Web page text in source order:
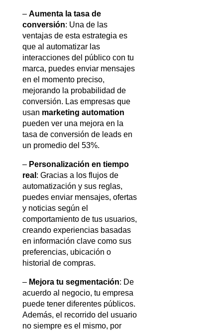
– Aumenta la tasa de
conversión: Una de las
ventajas de esta estrategia es
que al automatizar las
interacciones del público con tu
marca, puedes enviar mensajes
en el momento preciso,
mejorando la probabilidad de
conversión. Las empresas que
usan marketing automation
pueden ver una mejora en la
tasa de conversión de leads en
un promedio del 53%.
– Personalización en tiempo
real : Gracias a los flujos de
automatización y sus reglas,
puedes enviar mensajes, ofertas
y noticias según el
comportamiento de tus usuarios,
creando experiencias basadas
en información clave como sus
preferencias, ubicación o
historial de compras.
– Mejora tu segmentación: De
acuerdo al negocio, tu empresa
puede tener diferentes públicos.
Además, el recorrido del usuario
no siempre es el mismo, por